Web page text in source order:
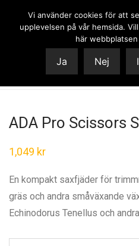
ADA Pro Scissors
1,049 kr
En kompakt saxfjäder för
gräs och andra småväxande
Echinodorus Tenellus och
Vi använder cookies för att
upplevelsen på vår hemsida.
här
Ja Nej